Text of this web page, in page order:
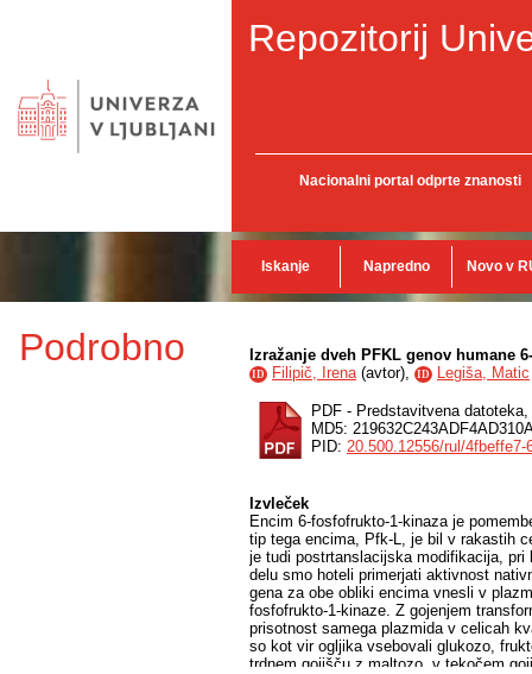
Repozitorij
Nacionalni portal odprte znanosti
Iskanje Napredno Novo v
Podrobno Izražanje dveh PFKL genov humane
ID Filipič, Irena(avtor), ID Legiša, Matic
PDF - Predstavitvena datoteka,
MD5:
PID: 20.500.12556/rul/4fbeffe7-
Izvleček
Encim 6-fosfofrukto-1-kinaza je
tip tega encima, Pfk-L, je bil v rakastih
je tudi postrtanslacijska modifikacija,
delu smo hoteli primerjati aktivnost
gena za obe obliki encima vnesli v
fosfofrukto-1-kinaze. Z gojenjem
prisotnost samega plazmida v celicah
so kot vir ogljika vsebovali glukozo,
trdnem gojišču z maltozo, v tekočem